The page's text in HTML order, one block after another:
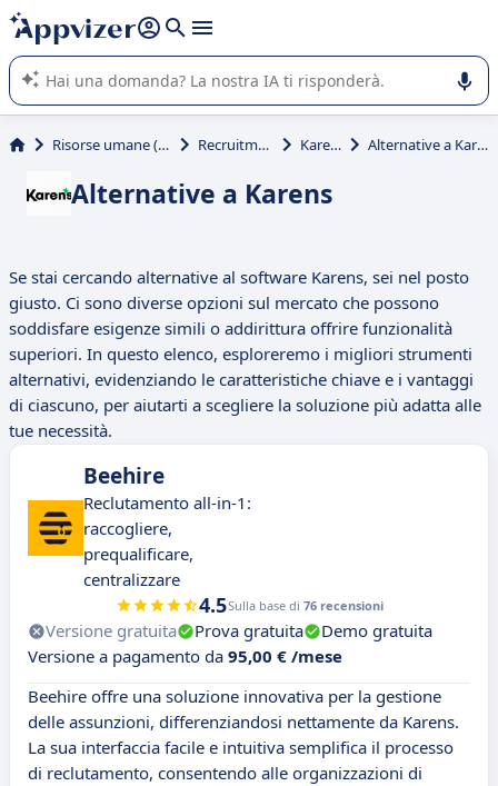
righe con
shift + enter
L'IA di Appvizer vi guida nell'utilizzo o nella scelta di un
software SaaS per la vostra azienda.
Risorse umane (HR) Recruitment Karens Alternative a Karens
Alternative a Karens
Se stai cercando alternative al software Karens, sei nel posto
giusto. Ci sono diverse opzioni sul mercato che possono
soddisfare esigenze simili o addirittura offrire funzionalità
superiori. In questo elenco, esploreremo i migliori strumenti
alternativi, evidenziando le caratteristiche chiave e i vantaggi
di ciascuno, per aiutarti a scegliere la soluzione più adatta alle
tue necessità.
Beehire
Reclutamento all-in-1:
raccogliere,
prequalificare,
centralizzare
4.5Sulla base di 76 recensioni
Versione gratuita Prova gratuita
Demo gratuita
Versione a pagamento da 95,00 € /mese
Beehire offre una soluzione innovativa per la gestione
delle assunzioni, differenziandosi nettamente da Karens.
La sua interfaccia facile e intuitiva semplifica il processo
di reclutamento, consentendo alle organizzazioni di